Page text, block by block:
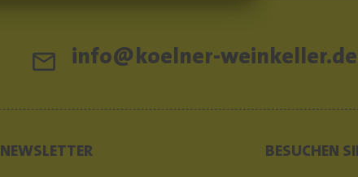
info@koelner-weinkeller.de
NEWSLETTER BESUCHEN